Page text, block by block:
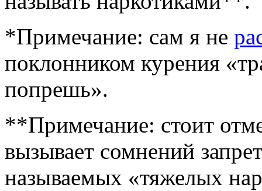
*Примечание: сам я не
поклонником курения
попрешь».
**Примечание: стоит
вызывает сомнений
называемых «тяжелых